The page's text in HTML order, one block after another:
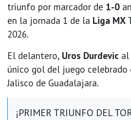
triunfo por marcador de 1-0
en la jornada 1 de la Liga MX
2026.
El delantero, Uros Durdevic
único gol del juego celebrado
Jalisco de Guadalajara.
¡PRIMER TRIUNFO DEL